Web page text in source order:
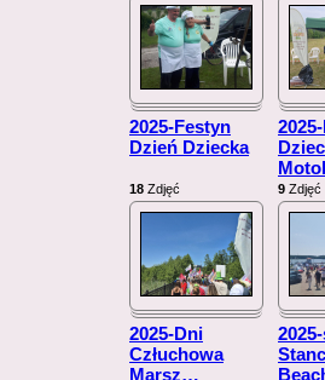
2025-Festyn
Dzień Dziecka
18 Zdjęć 9 Zdjęć
2025-Dni
Człuchowa
Marsz…